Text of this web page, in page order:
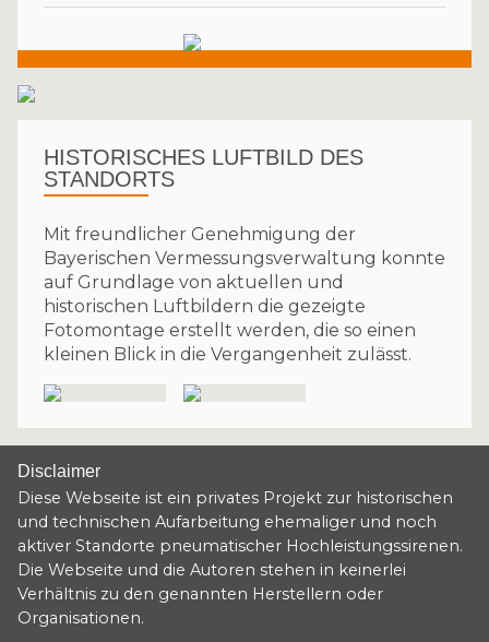
HISTORISCHES LUFTBILD DES
STANDORTS
Mit freundlicher Genehmigung der
Bayerischen Vermessungsverwaltung konnte
auf Grundlage von aktuellen und
historischen Luftbildern die gezeigte
Fotomontage erstellt werden, die so einen
kleinen Blick in die Vergangenheit zulässt.
Disclaimer
Diese Webseite ist ein privates Projekt zur historischen
und technischen Aufarbeitung ehemaliger und noch
aktiver Standorte pneumatischer Hochleistungssirenen.
Die Webseite und die Autoren stehen in keinerlei
Verhältnis zu den genannten Herstellern oder
Organisationen.